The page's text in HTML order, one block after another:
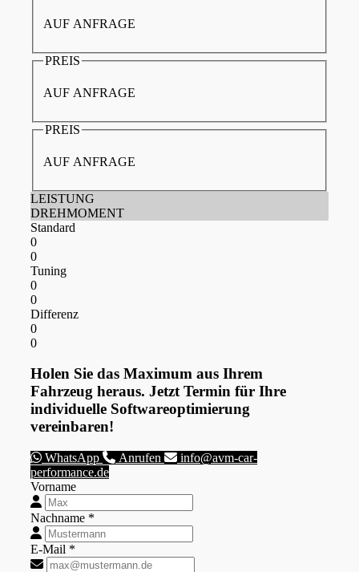
AUF ANFRAGE
PREIS
AUF ANFRAGE
PREIS
AUF ANFRAGE
LEISTUNG
DREHMOMENT
Standard
0
0
Tuning
0
0
Differenz
0
0
Holen Sie das Maximum aus Ihrem
Fahrzeug heraus. Jetzt Termin für Ihre
individuelle Softwareoptimierung
vereinbaren!
WhatsApp Anrufen
info@avm-car-
performance.de
Vorname
Nachname *
E-Mail *